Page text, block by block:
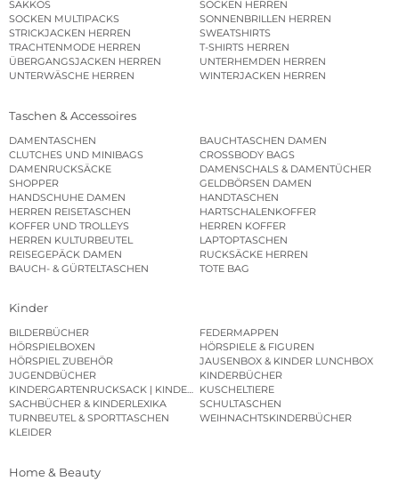
SAKKOS
SOCKEN HERREN
SOCKEN MULTIPACKS
SONNENBRILLEN HERREN
STRICKJACKEN HERREN
SWEATSHIRTS
TRACHTENMODE HERREN
T-SHIRTS HERREN
ÜBERGANGSJACKEN HERREN
UNTERHEMDEN HERREN
UNTERWÄSCHE HERREN
WINTERJACKEN HERREN
Taschen & Accessoires
DAMENTASCHEN
BAUCHTASCHEN DAMEN
CLUTCHES UND MINIBAGS
CROSSBODY BAGS
DAMENRUCKSÄCKE
DAMENSCHALS & DAMENTÜCHER
SHOPPER
GELDBÖRSEN DAMEN
HANDSCHUHE DAMEN
HANDTASCHEN
HERREN REISETASCHEN
HARTSCHALENKOFFER
KOFFER UND TROLLEYS
HERREN KOFFER
HERREN KULTURBEUTEL
LAPTOPTASCHEN
REISEGEPÄCK DAMEN
RUCKSÄCKE HERREN
BAUCH- & GÜRTELTASCHEN
TOTE BAG
Kinder
BILDERBÜCHER
FEDERMAPPEN
HÖRSPIELBOXEN
HÖRSPIELE & FIGUREN
HÖRSPIEL ZUBEHÖR
JAUSENBOX & KINDER LUNCHBOX
JUGENDBÜCHER
KINDERBÜCHER
KINDERGARTENRUCKSACK | KINDERGARTENBEUTEL
KUSCHELTIERE
SACHBÜCHER & KINDERLEXIKA
SCHULTASCHEN
TURNBEUTEL & SPORTTASCHEN
WEIHNACHTSKINDERBÜCHER
KLEIDER
Home & Beauty